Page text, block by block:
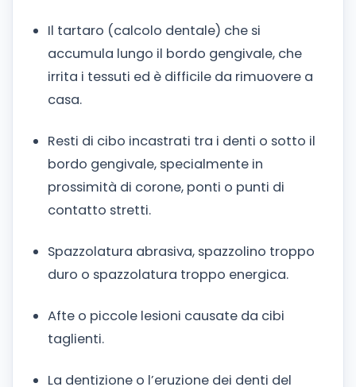
Il tartaro (calcolo dentale) che si
accumula lungo il bordo gengivale, che
irrita i tessuti ed è difficile da rimuovere a
casa.
Resti di cibo incastrati tra i denti o sotto il
bordo gengivale, specialmente in
prossimità di corone, ponti o punti di
contatto stretti.
Spazzolatura abrasiva, spazzolino troppo
duro o spazzolatura troppo energica.
Afte o piccole lesioni causate da cibi
taglienti.
La dentizione o l’eruzione dei denti del